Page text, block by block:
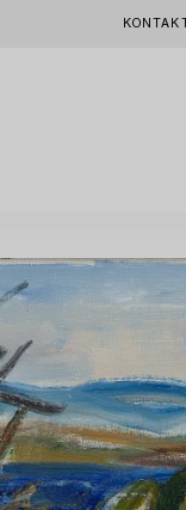
KONTAKT